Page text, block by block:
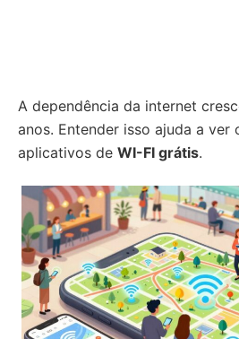
A dependência da internet
anos. Entender isso ajuda a ver
aplicativos de WI-FI grátis.